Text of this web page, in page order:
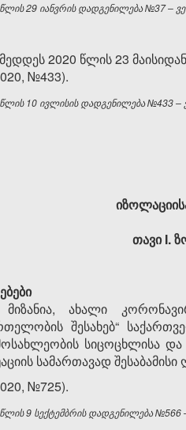
29 იანვრის დადგენილება №37 –
2020 წლის 23
№433).
10 ივლისის დადგენილება №433 –
თავიI.
ახალი
შესახებ“
მოსახლეობის
სამართავად შესაბამისი
№725).
9 სექტემბრის დადგენილება №566